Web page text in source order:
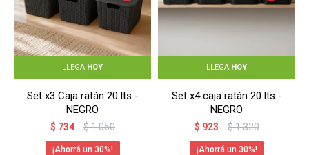
LLEGA HOY
Set x3 Caja ratán 20 lts -
NEGRO
$ 734 $1.050
30
LLEGA HOY
Set x4 caja ratán 20 lts -
NEGRO
$ 923 $1.320
30